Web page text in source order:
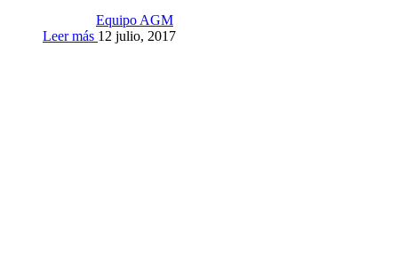
Equipo AGM
Leer más 12 julio, 2017